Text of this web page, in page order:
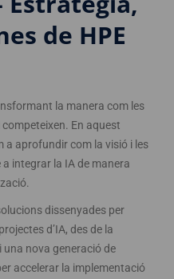
de HPE
la manera com les
En aquest
a aprofundir com la visió i les
integrar la IA de manera
dissenyades per
d’IA, des de la
nova generació de
accelerar la implementació